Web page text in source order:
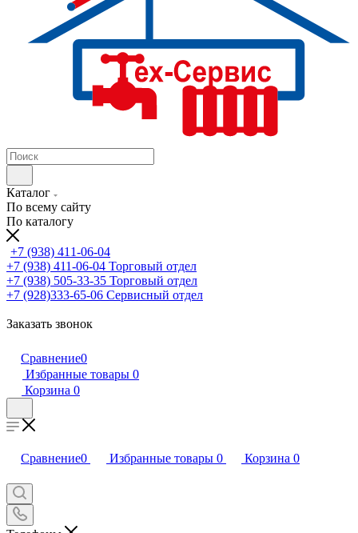
Каталог
По всему сайту
По каталогу
+7 (938) 411-06-04
+7 (938) 411-06-04 Торговый отдел
+7 (938) 505-33-35 Торговый отдел
+7 (928)333-65-06 Сервисный отдел
Заказать звонок
Сравнение0
Избранные товары 0
Корзина 0
Сравнение0 Избранные товары 0 Корзина 0